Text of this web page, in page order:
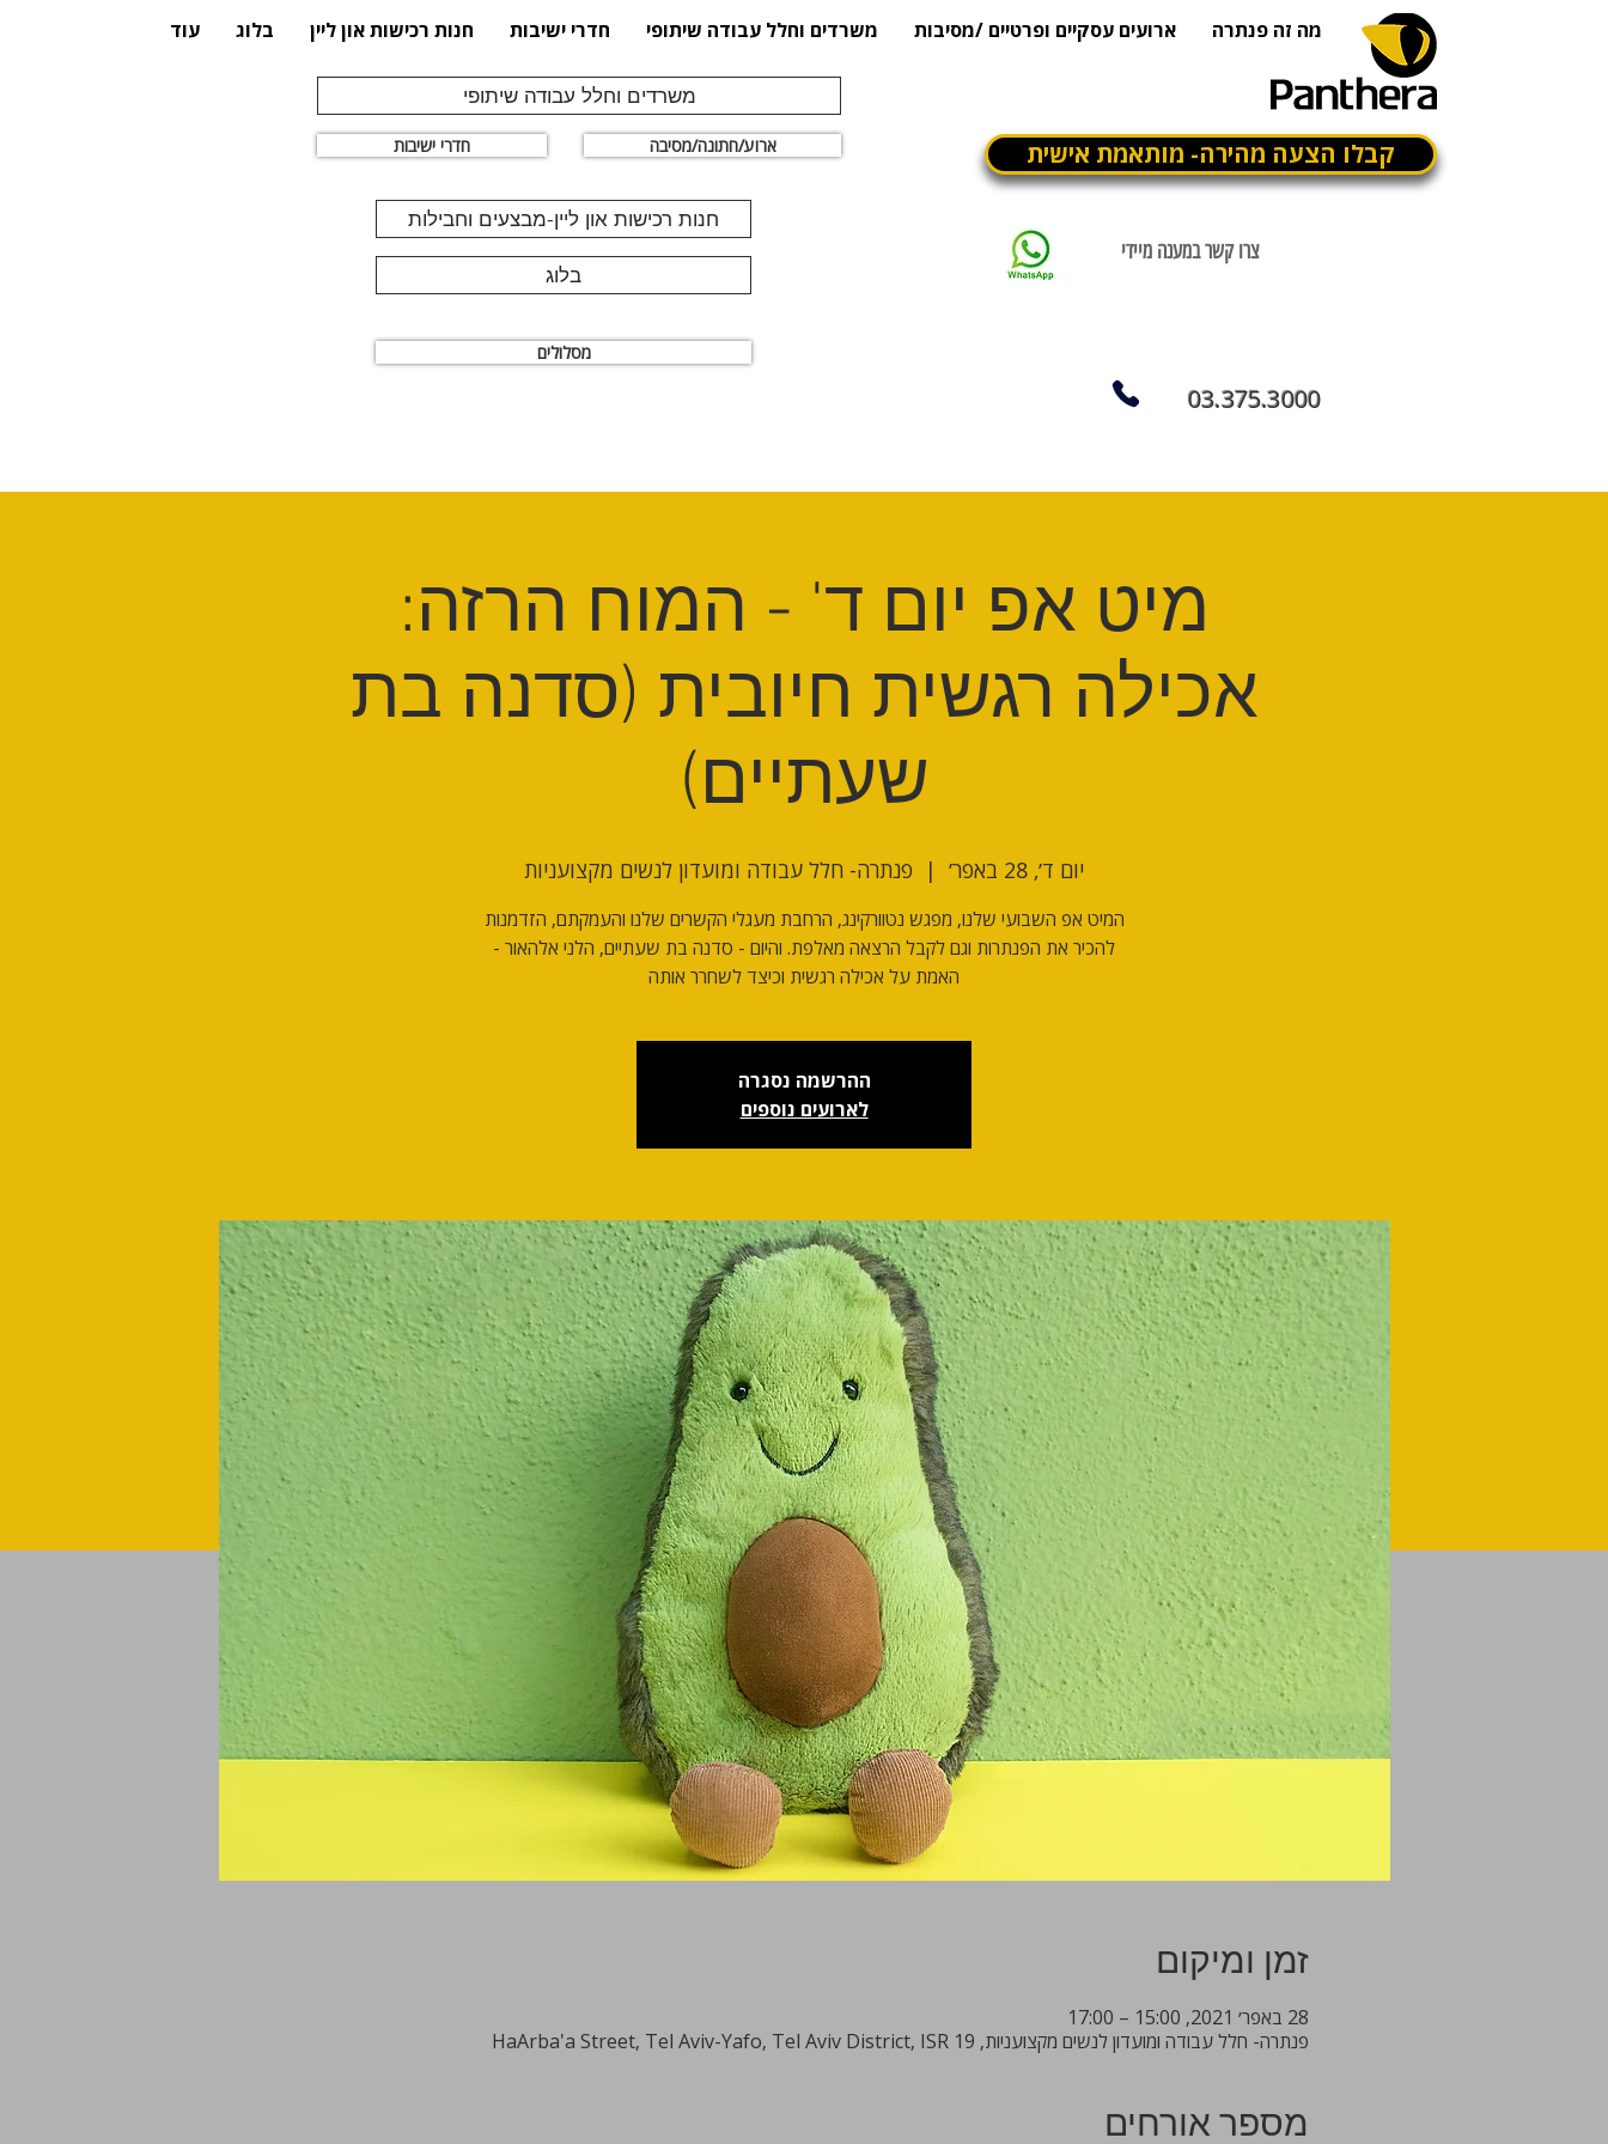
מה זה פנתרה ארועים עסקיים ופרטיים /מסיבות משרדים וחלל עבודה שיתופי חדרי ישיבות חנות רכישות און ליין בלוג עוד
משרדים וחלל עבודה שיתופי
חדרי ישיבות ארוע/חתונה/מסיבה
חנות רכישות און ליין-מבצעים וחבילות
בלוג
קבלו הצעה מהירה- מותאמת אישית
צרו קשר במענה מיידי
מסלולים
03.375.3000
מיט אפ יום ד' - המוח הרזה:
אכילה רגשית חיובית (סדנה בת
שעתיים)
יום ד׳, 28 באפר׳
  |
פנתרה- חלל עבודה ומועדון לנשים מקצועניות
המיט אפ השבועי שלנו, מפגש נטוורקינג, הרחבת מעגלי הקשרים שלנו והעמקתם, הזדמנות
להכיר את הפנתרות וגם לקבל הרצאה מאלפת. והיום - סדנה בת שעתיים, הלני אלהאור -
האמת על אכילה רגשית וכיצד לשחרר אותה
ההרשמה נסגרה
לארועים נוספים
זמן ומיקום
28 באפר׳ 2021, 15:00 – 17:00
פנתרה- חלל עבודה ומועדון לנשים מקצועניות, 19 HaArba'a Street, Tel Aviv-Yafo, Tel Aviv District, ISR
מספר אורחים